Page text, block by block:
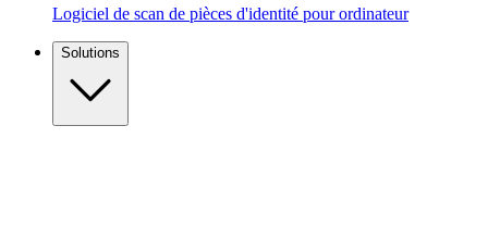
Logiciel de scan de pièces d'identité pour ordinateur
Solutions